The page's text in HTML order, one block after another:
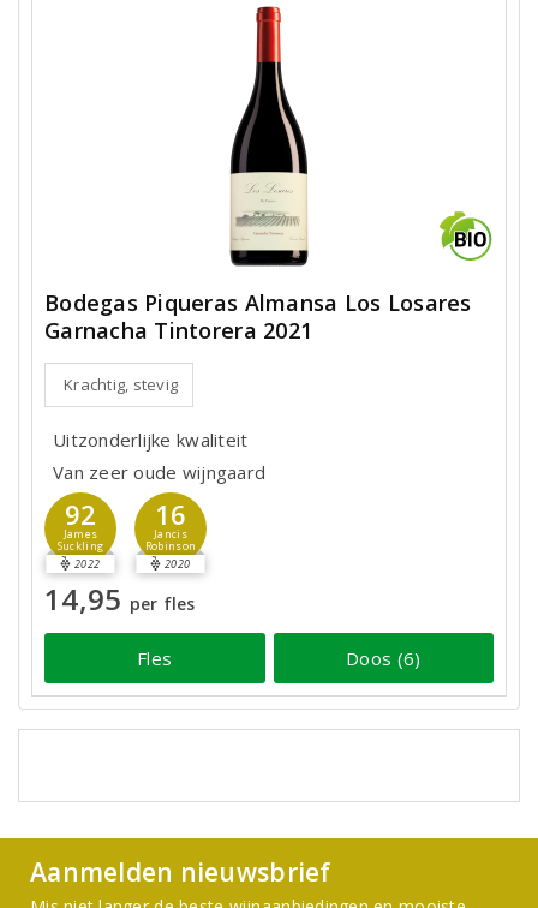
Bodegas Piqueras Almansa Los Losares
Garnacha Tintorera 2021
Krachtig, stevig
Uitzonderlijke kwaliteit
Van zeer oude wijngaard
92
James
Suckling
2022
16
Jancis
Robinson
2020
14,95 per fles
Fles Doos (6)
Aanmelden nieuwsbrief